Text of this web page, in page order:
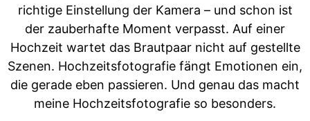
richtige Einstellung der Kamera – und schon ist
der zauberhafte Moment verpasst. Auf einer
Hochzeit wartet das Brautpaar nicht auf gestellte
Szenen. Hochzeitsfotografie fängt Emotionen ein,
die gerade eben passieren. Und genau das macht
meine Hochzeitsfotografie so besonders.